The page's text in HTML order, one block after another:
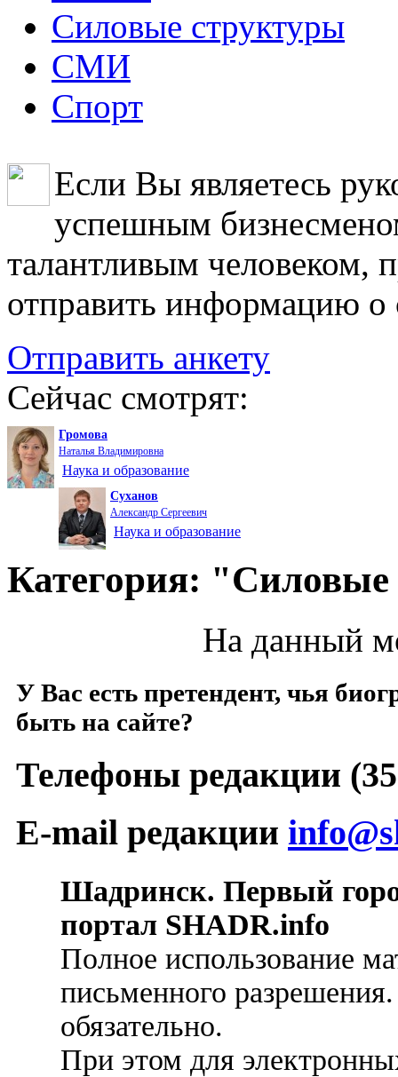
Силовые структуры
СМИ
Спорт
Если Вы являетесь
успешным
талантливым человеком,
отправить информацию о
Отправить анкету
Сейчас смотрят:
Громова
Наталья Владимировна
Наука и образование
Суханов
Александр Сергеевич
Наука и образование
Категория:
На данный
У Вас есть претендент, чья
быть на сайте?
Телефоны редакции
E-mail редакции
Шадринск. Первый
портал SHADR.info
Полное использование
письменного
обязательно.
При этом для